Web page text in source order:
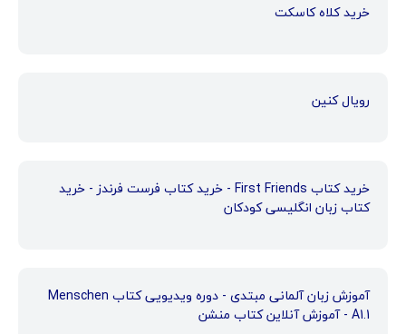
خرید کلاه کاسکت
رویال کنین
خرید کتاب First Friends - خرید کتاب فرست فرندز - خرید
کتاب زبان انگلیسی کودکان
آموزش زبان آلمانی مبتدی - دوره ویدیویی کتاب Menschen
A1.1 - آموزش آنلاین کتاب منشن